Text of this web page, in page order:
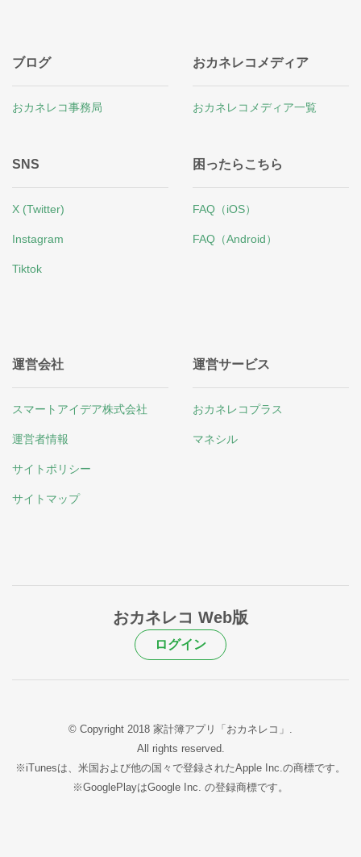
ブログ
おカネレコ事務局
おカネレコメディア
おカネレコメディア一覧
SNS
X (Twitter)
Instagram
Tiktok
困ったらこちら
FAQ（iOS）
FAQ（Android）
運営会社
スマートアイデア株式会社
運営者情報
サイトポリシー
サイトマップ
運営サービス
おカネレコプラス
マネシル
おカネレコ Web版
ログイン
© Copyright 2018 家計簿アプリ「おカネレコ」.
All rights reserved.
※iTunesは、米国および他の国々で登録されたApple Inc.の商標です。
※GooglePlayはGoogle Inc. の登録商標です。